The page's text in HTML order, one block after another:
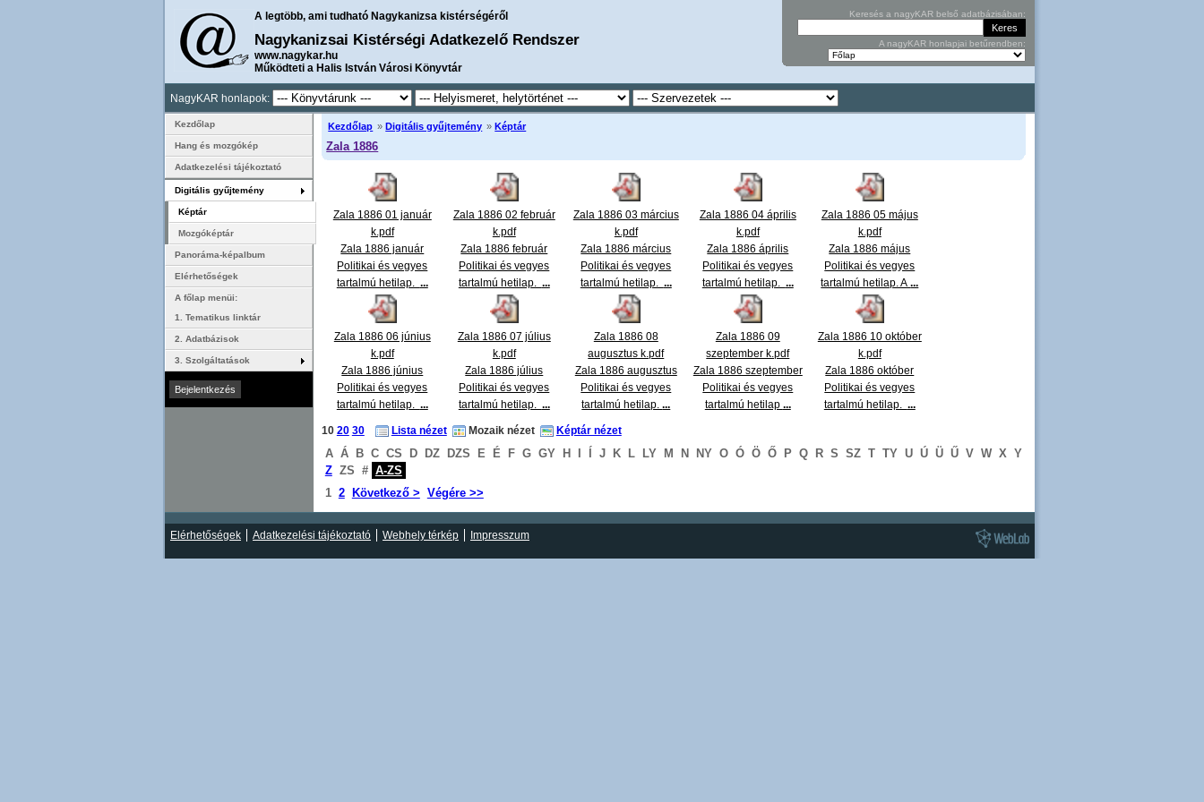
A legtöbb, ami tudható Nagykanizsa kistérségéről
Nagykanizsai Kistérségi Adatkezelő Rendszer
www.nagykar.hu
Működteti a Halis István Városi Könyvtár
Keresés a nagyKAR belső adatbázisában:
A nagyKAR honlapjai betűrendben:
NagyKAR honlapok:
Kezdőlap » Digitális gyűjtemény » Képtár
Zala 1886
Zala 1886 01 január
k.pdf
Zala 1886 január
Politikai és vegyes
tartalmú hetilap. ...
Zala 1886 02 február
k.pdf
Zala 1886 február
Politikai és vegyes
tartalmú hetilap. ...
Zala 1886 03 március
k.pdf
Zala 1886 március
Politikai és vegyes
tartalmú hetilap. ...
Zala 1886 04 április
k.pdf
Zala 1886 április
Politikai és vegyes
tartalmú hetilap. ...
Zala 1886 05 május
k.pdf
Zala 1886 május
Politikai és vegyes
tartalmú hetilap. A...
Zala 1886 06 június
k.pdf
Zala 1886 június
Politikai és vegyes
tartalmú hetilap. ...
Zala 1886 07 július
k.pdf
Zala 1886 július
Politikai és vegyes
tartalmú hetilap. ...
Zala 1886 08
augusztus k.pdf
Zala 1886 augusztus
Politikai és vegyes
tartalmú hetilap....
Zala 1886 09
szeptember k.pdf
Zala 1886 szeptember
Politikai és vegyes
tartalmú hetilap ...
Zala 1886 10 október
k.pdf
Zala 1886 október
Politikai és vegyes
tartalmú hetilap. ...
10 20 30 Lista nézet Mozaik nézet Képtár nézet
A Á B C CS D DZ DZS E É F G GY H I Í J K L LY M N NY O Ó Ö Ő P Q R S SZ T TY U Ú Ü Ű V W X Y
Z ZS # A-ZS
1 2 Következő > Végére >>
Kezdőlap
Hang és mozgókép
Adatkezelési tájékoztató
Digitális gyűjtemény
Képtár
Mozgóképtár
Panoráma-képalbum
Elérhetőségek
A főlap menüi:
1. Tematikus linktár
2. Adatbázisok
3. Szolgáltatások
Elérhetőségek Adatkezelési tájékoztató Webhely térkép Impresszum